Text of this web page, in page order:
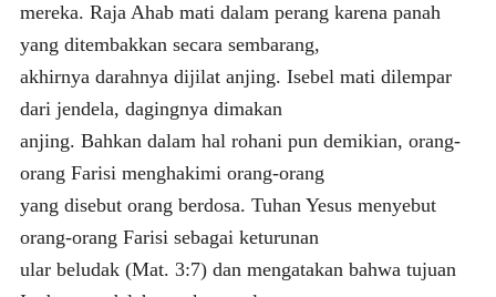
mereka. Raja Ahab mati dalam perang karena panah
yang ditembakkan secara sembarang,
akhirnya darahnya dijilat anjing. Isebel mati dilempar
dari jendela, dagingnya dimakan
anjing. Bahkan dalam hal rohani pun demikian, orang-
orang Farisi menghakimi orang-orang
yang disebut orang berdosa. Tuhan Yesus menyebut
orang-orang Farisi sebagai keturunan
ular beludak (Mat. 3:7) dan mengatakan bahwa tujuan